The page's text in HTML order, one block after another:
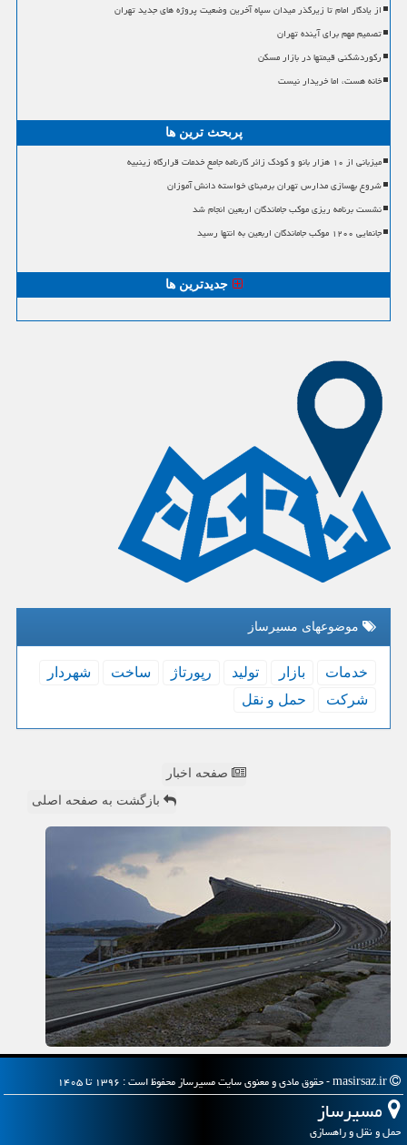
از یادگار امام تا زیرگذر میدان سپاه آخرین وضعیت پروژه های جدید تهران
تصمیم مهم برای آینده تهران
رکوردشکنی قیمتها در بازار مسکن
خانه هست، اما خریدار نیست
پربحث ترین ها
میزبانی از ۱۰ هزار بانو و کودک زائر کارنامه جامع خدمات قرارگاه زینبیه
شروع بهسازی مدارس تهران برمبنای خواسته دانش آموزان
نشست برنامه ریزی موکب جاماندگان اربعین انجام شد
جانمایی ۱۲۰۰ موکب جاماندگان اربعین به انتها رسید
جدیدترین ها
موضوعهای مسیرساز
خدمات بازار تولید رپورتاژ ساخت
شهردار
شركت
حمل و نقل
صفحه اخبار
بازگشت به صفحه اصلی
مسیرساز
حمل و نقل و راهسازی